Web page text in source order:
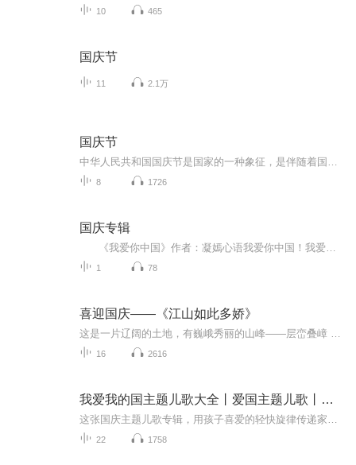
10 465
国庆节
11 2.1万
国庆节
8 1726
国庆专辑
1 78
喜迎国庆——《江山如此多娇》
16 2616
我爱我的国主题儿歌大全丨爱国主题儿歌丨喜庆节日儿歌
22 1758